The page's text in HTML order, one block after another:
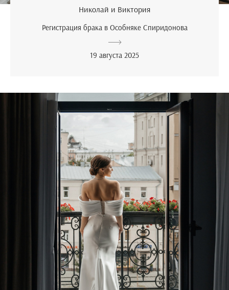
Николай и Виктория
Регистрация брака в Особняке Спиридонова
19 августа 2025